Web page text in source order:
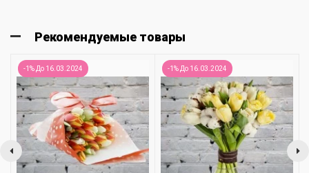
Рекомендуемые товары
-1% До 16.03.2024 -1% До 16.03.2024